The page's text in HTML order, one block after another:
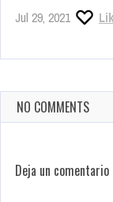
Jul 29, 2021
NO COMMENTS
Deja un comentario